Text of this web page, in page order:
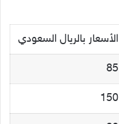
الأسعار بالريال السعودي
85
150